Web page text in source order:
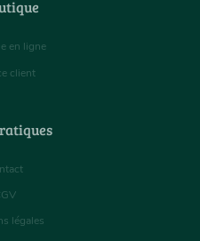
en ligne
client
légales